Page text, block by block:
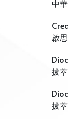
中
啟
拔
拔